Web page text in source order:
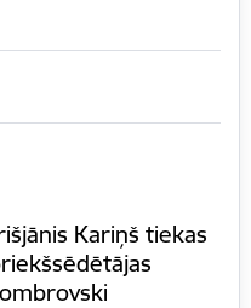
Kariņš tiekas